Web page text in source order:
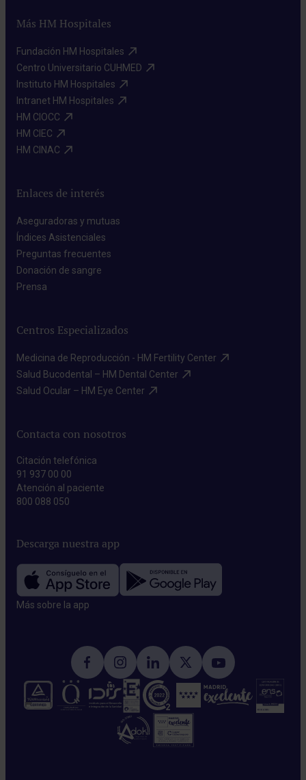
Más HM Hospitales
Fundación HM Hospitales​
Centro Universitario CUHMED​
Instituto HM Hospitales​
Intranet HM Hospitales​
HM CIOCC​
HM CIEC​
HM CINAC​
Enlaces de interés
Aseguradoras y mutuas​
Índices Asistenciales​
Preguntas frecuentes​
Donación de sangre​
Prensa​
Centros Especializados
Medicina de Reproducción - HM Fertility Center​
Salud Bucodental – HM Dental Center​
Salud Ocular – HM Eye Center​
Contacta con nosotros
Citación telefónica
91 937 00 00
Atención al paciente
800 088 050
Descarga nuestra app
Más sobre la app​